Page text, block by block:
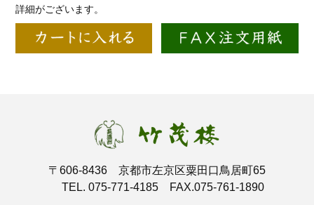
詳細がございます。
〒606-8436 京都市左京区粟田口鳥居町65
TEL. 075-771-4185 FAX.075-761-1890